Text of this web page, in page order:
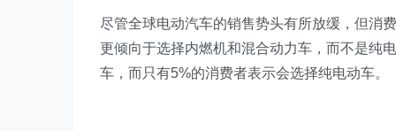
尽管全球电动汽车的销售势头有所放缓，但消
更倾向于选择内燃机和混合动力车，而不是纯
车，而只有5%的消费者表示会选择纯电动车。